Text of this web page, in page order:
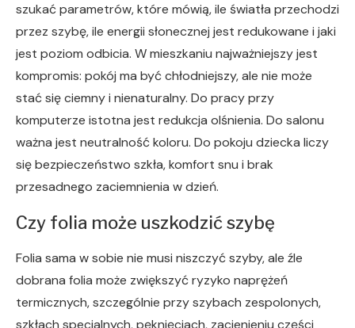
szukać parametrów, które mówią, ile światła przechodzi
przez szybę, ile energii słonecznej jest redukowane i jaki
jest poziom odbicia. W mieszkaniu najważniejszy jest
kompromis: pokój ma być chłodniejszy, ale nie może
stać się ciemny i nienaturalny. Do pracy przy
komputerze istotna jest redukcja olśnienia. Do salonu
ważna jest neutralność koloru. Do pokoju dziecka liczy
się bezpieczeństwo szkła, komfort snu i brak
przesadnego zaciemnienia w dzień.
Czy folia może uszkodzić szybę
Folia sama w sobie nie musi niszczyć szyby, ale źle
dobrana folia może zwiększyć ryzyko naprężeń
termicznych, szczególnie przy szybach zespolonych,
szkłach specjalnych, pęknięciach, zacienieniu części